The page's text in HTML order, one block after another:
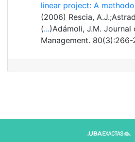
linear project: A
(2006) Rescia,
(...)Adámoli, J.M. Journal
Management. 80(3):266-